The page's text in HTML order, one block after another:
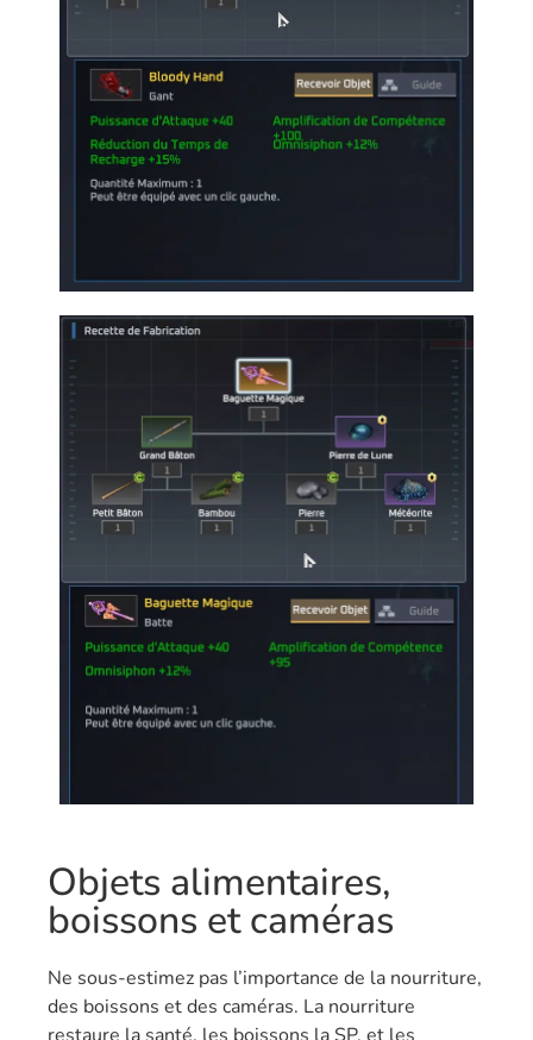
Objets alimentaires,
boissons et caméras
Ne sous-estimez pas l’importance de la nourriture,
des boissons et des caméras. La nourriture